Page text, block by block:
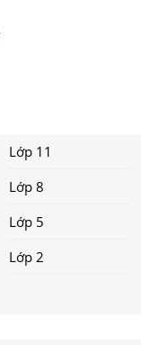
Lớp 11
Lớp 8
Lớp 5
Lớp 2